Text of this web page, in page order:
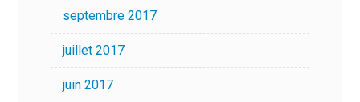
septembre 2017
juillet 2017
juin 2017